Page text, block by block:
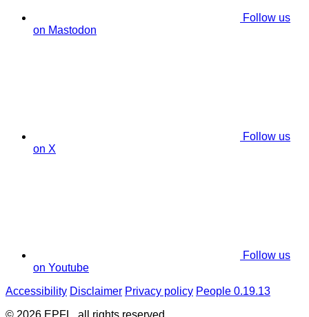
Follow us
on Mastodon
Follow us
on X
Follow us
on Youtube
Accessibility Disclaimer Privacy policy People 0.19.13